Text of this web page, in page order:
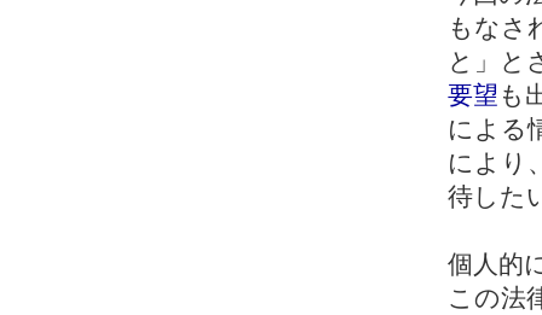
もなさ
と」と
要望 も
による
により
待した
個人的
この法